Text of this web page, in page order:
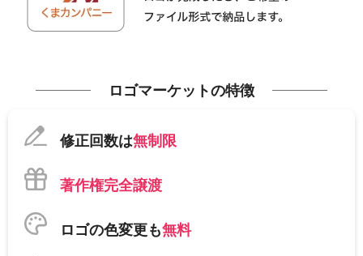
ロゴマーケットの特徴
修正回数は無制限
著作権完全譲渡
ロゴの色変更も無料